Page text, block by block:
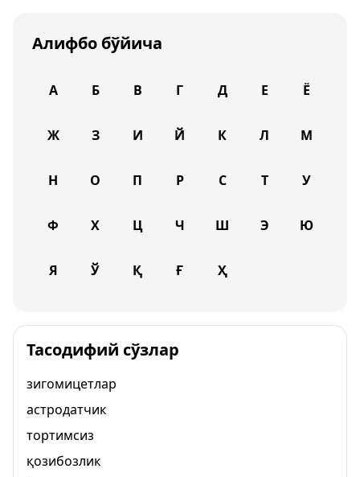
Алифбо бўйича
А Б В Г Д Е Ё
Ж З И Й К Л М
Н О П Р С Т У
Ф Х Ц Ч Ш Э Ю
Я Ў Қ Ғ Ҳ
Тасодифий сўзлар
зигомицетлар
астродатчик
тортимсиз
қозибозлик